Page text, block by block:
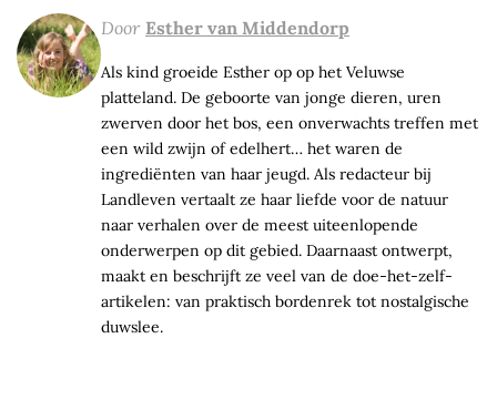
Door Esther van Middendorp
Als kind groeide Esther op op het Veluwse
platteland. De geboorte van jonge dieren, uren
zwerven door het bos, een onverwachts treffen met
een wild zwijn of edelhert… het waren de
ingrediënten van haar jeugd. Als redacteur bij
Landleven vertaalt ze haar liefde voor de natuur
naar verhalen over de meest uiteenlopende
onderwerpen op dit gebied. Daarnaast ontwerpt,
maakt en beschrijft ze veel van de doe-het-zelf-
artikelen: van praktisch bordenrek tot nostalgische
duwslee.